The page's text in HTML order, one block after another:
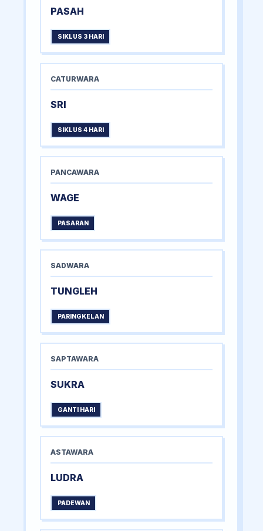
PASAH
SIKLUS 3 HARI
CATURWARA
SRI
SIKLUS 4 HARI
PANCAWARA
WAGE
PASARAN
SADWARA
TUNGLEH
PARINGKELAN
SAPTAWARA
SUKRA
GANTI HARI
ASTAWARA
LUDRA
PADEWAN